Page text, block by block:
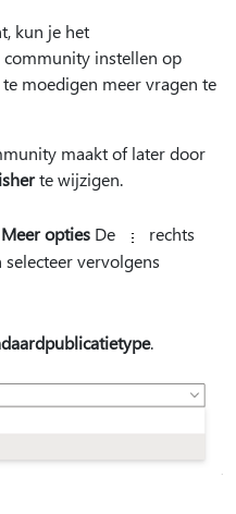
kun je het
community instellen op
moedigen meer vragen te
maakt of later door
te wijzigen.
Meer opties De
rechts
vervolgens
.